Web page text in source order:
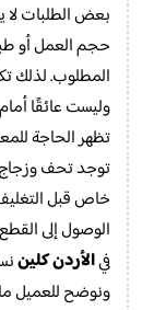
بعض الطلبات
حجم العمل أو
المطلوب. لذلك
وليست عائقًا
تظهر الحاجة
توجد تحف وزجاج
خاص قبل
الوصول إلى
فيالأردن كلين
ونوضح للعميل